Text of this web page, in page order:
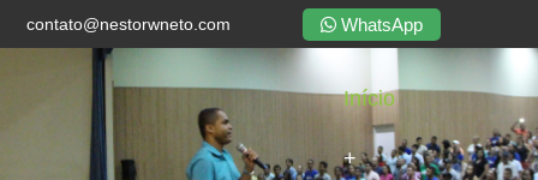
contato@nestorwneto.com WhatsApp
Início
+